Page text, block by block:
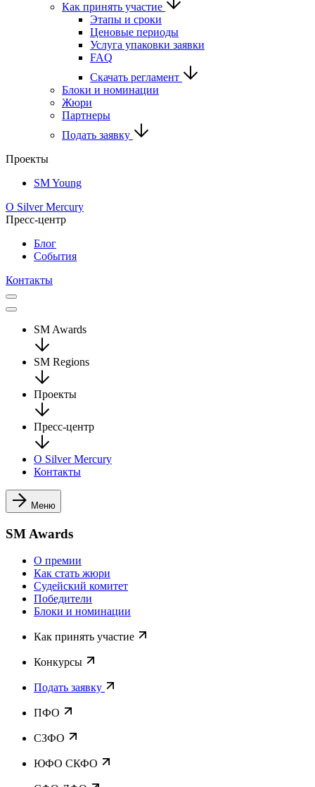
Как принять участие
Этапы и сроки
Ценовые периоды
Услуга упаковки заявки
FAQ
Скачать регламент
Блоки и номинации
Жюри
Партнеры
Подать заявку
Проекты
SM Young
О Silver Mercury
Пресс-центр
Блог
События
Контакты
SM Awards
SM Regions
Проекты
Пресс-центр
О Silver Mercury
Контакты
Меню
SM Awards
О премии
Как стать жюри
Судейский комитет
Победители
Блоки и номинации
Как принять участие
Конкурсы
Подать заявку
ПФО
СЗФО
ЮФО СКФО